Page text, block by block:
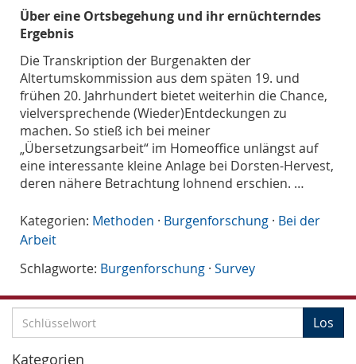
Über eine Ortsbegehung und ihr ernüchterndes
Ergebnis
Die Transkription der Burgenakten der
Altertumskommission aus dem späten 19. und
frühen 20. Jahrhundert bietet weiterhin die Chance,
vielversprechende (Wieder)Entdeckungen zu
machen. So stieß ich bei meiner
„Übersetzungsarbeit“ im Homeoffice unlängst auf
eine interessante kleine Anlage bei Dorsten-Hervest,
deren nähere Betrachtung lohnend erschien. …
Kategorien: Methoden · Burgenforschung · Bei der
Arbeit
Schlagworte: Burgenforschung · Survey
c
h
Los
Kategorien